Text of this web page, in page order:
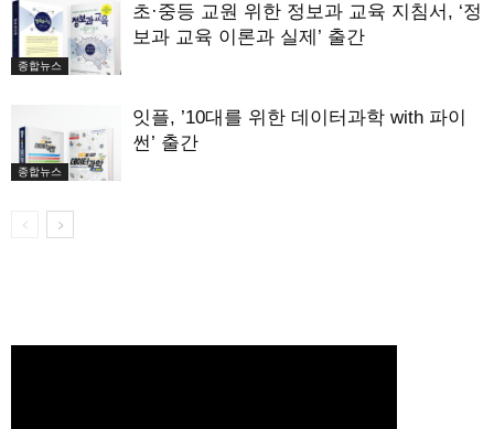
종합뉴스
초·중등 교원 위한 정보과 교육 지침서, ‘정
보과 교육 이론과 실제’ 출간
종합뉴스
잇플, ’10대를 위한 데이터과학 with 파이
썬’ 출간